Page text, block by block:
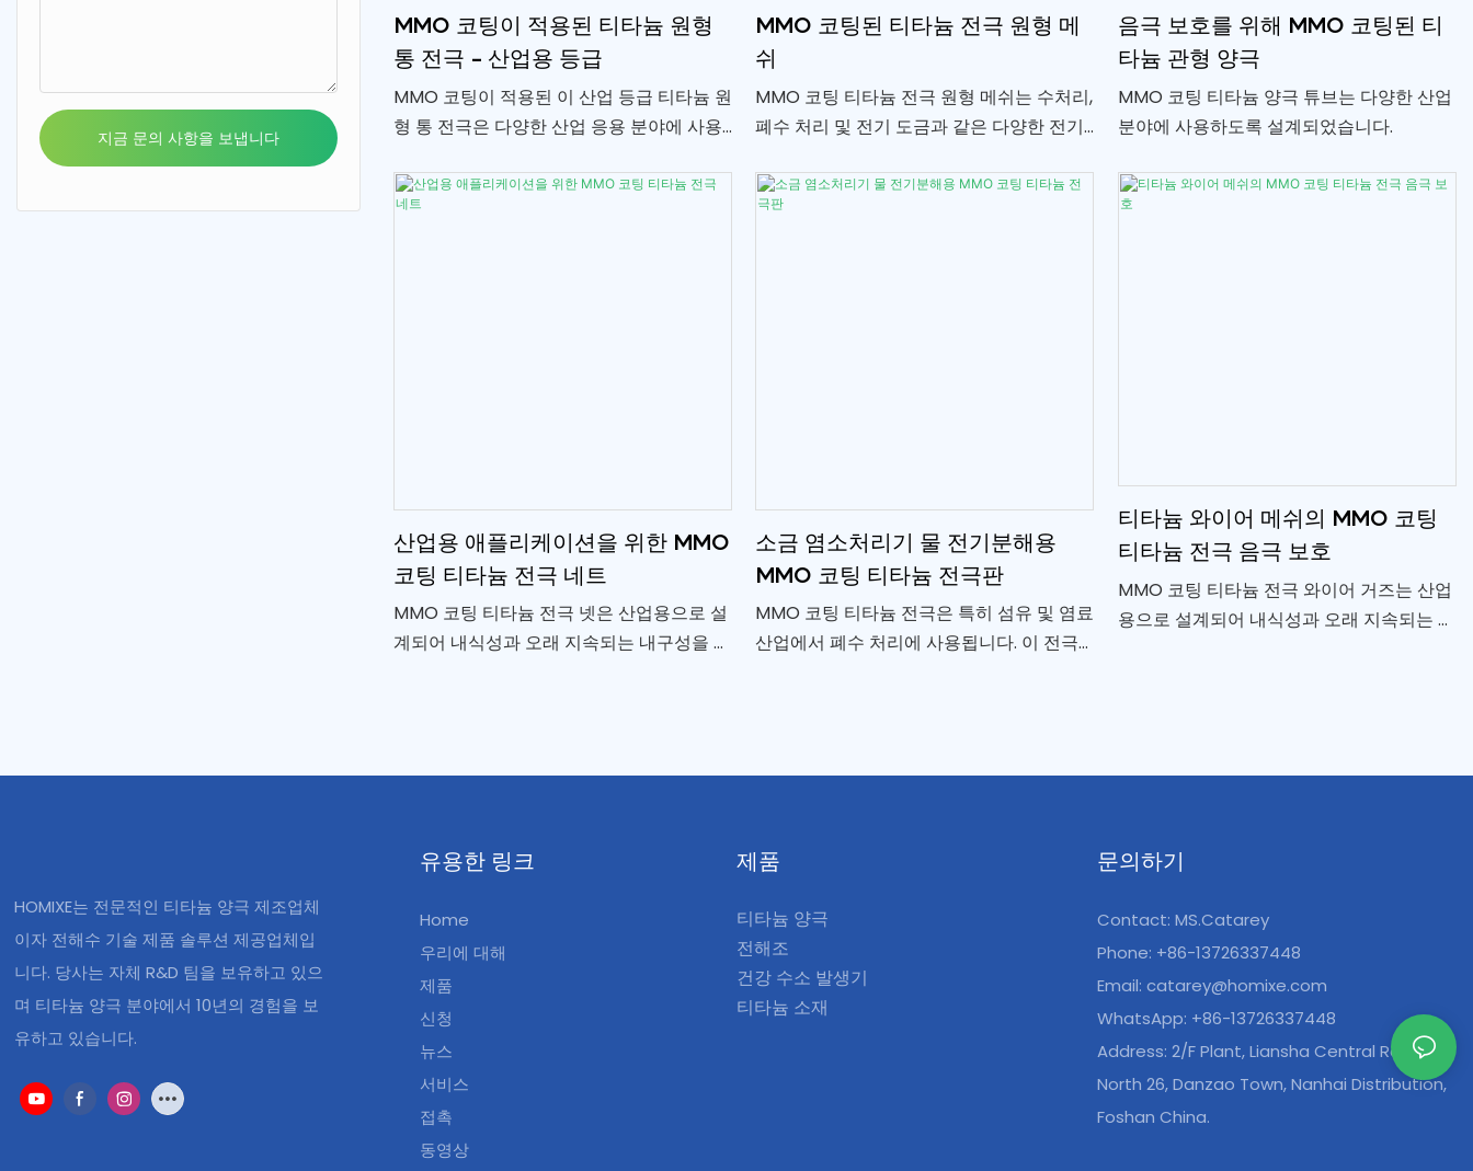
지금 문의 사항을 보냅니다
MMO 코팅이 적용된 티타늄 원형
통 전극 - 산업용 등급
MMO 코팅이 적용된 이 산업 등급 티타늄 원
형 통 전극은 다양한 산업 응용 분야에 사용
MMO 코팅된 티타늄 전극 원형 메
쉬
MMO 코팅 티타늄 전극 원형 메쉬는 수처리,
폐수 처리 및 전기 도금과 같은 다양한 전기
은 전도성과 내식성을 제공하도록 설계되어
열악한 화학 환경에서 장기간 사용하기에 내
음극 보호를 위해 MMO 코팅된 티
타늄 관형 양극
MMO 코팅 티타늄 양극 튜브는 다양한 산업
분야에 사용하도록 설계되었습니다.
산업용 애플리케이션을 위한 MMO
코팅 티타늄 전극 네트
MMO 코팅 티타늄 전극 넷은 산업용으로 설
계되어 내식성과 오래 지속되는 내구성을 제
소금 염소처리기 물 전기분해용
MMO 코팅 티타늄 전극판
MMO 코팅 티타늄 전극은 특히 섬유 및 염료
산업에서 폐수 처리에 사용됩니다. 이 전극
티타늄 와이어 메쉬의 MMO 코팅
티타늄 전극 음극 보호
MMO 코팅 티타늄 전극 와이어 거즈는 산업
용으로 설계되어 내식성과 오래 지속되는 내
HOMIXE는 전문적인 티타늄 양극 제조업체
이자 전해수 기술 제품 솔루션 제공업체입
니다. 당사는 자체 R&D 팀을 보유하고 있으
며 티타늄 양극 분야에서 10년의 경험을 보
유하고 있습니다.
유용한 링크
Home
우리에 대해
제품
신청
뉴스
서비스
접촉
동영상
제품
티타늄 양극
전해조
건강 수소 발생기
티타늄 소재
문의하기
Contact: MS.Catarey
Phone: +86-13726337448
Email:catarey@homixe.com
WhatsApp: +86-13726337448
Address: 2/F Plant, Liansha Central Road
North 26, Danzao Town, Nanhai Distribution,
Foshan China.